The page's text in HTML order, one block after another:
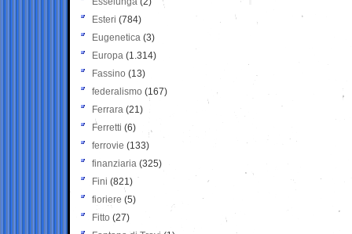
Esteri (784)
Eugenetica (3)
Europa (1.314)
Fassino (13)
federalismo (167)
Ferrara (21)
Ferretti (6)
ferrovie (133)
finanziaria (325)
Fini (821)
fioriere (5)
Fitto (27)